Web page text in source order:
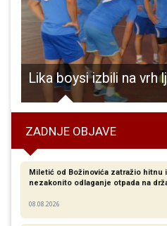
Lika boysi izbili na vrh
ZADNJE OBJAVE
Miletić od Božinovića zatražio hitnu
nezakonito odlaganje otpada na
08.08.2026